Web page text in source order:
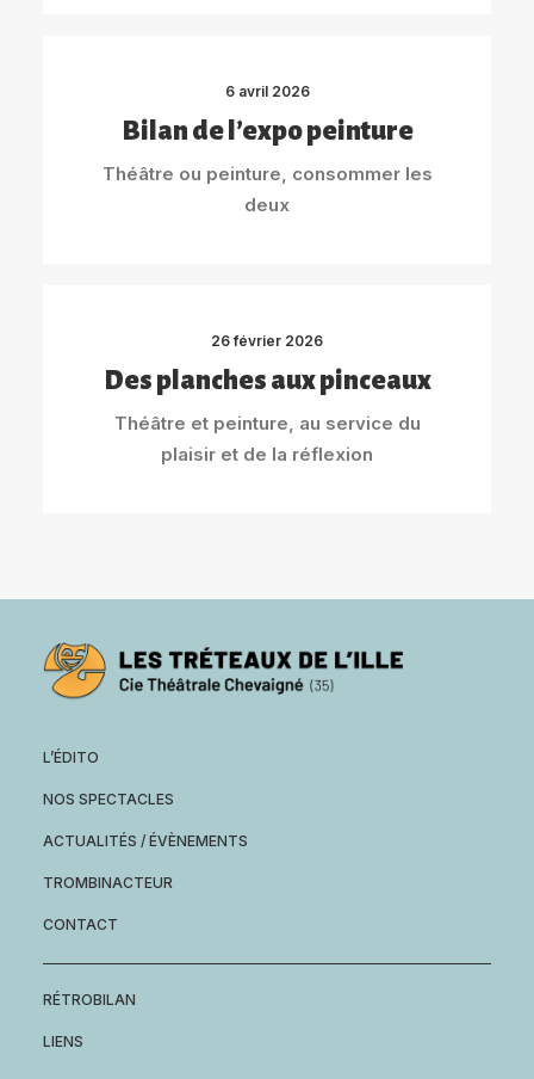
6 avril 2026
Bilan de l’expo peinture
Théâtre ou peinture, consommer les
deux
26 février 2026
Des planches aux pinceaux
Théâtre et peinture, au service du
plaisir et de la réflexion
L’ÉDITO
NOS SPECTACLES
ACTUALITÉS / ÉVÈNEMENTS
TROMBINACTEUR
CONTACT
RÉTROBILAN
LIENS